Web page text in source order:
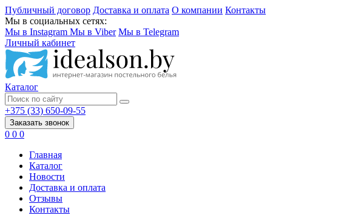
Публичный договор Доставка и оплата О компании Контакты
Мы в социальных сетях:
Мы в Instagram Мы в Viber Мы в Telegram
Личный кабинет
Каталог
+375 (33) 650-09-55
Заказать звонок
0 0 0
Главная
Каталог
Новости
Доставка и оплата
Отзывы
Контакты